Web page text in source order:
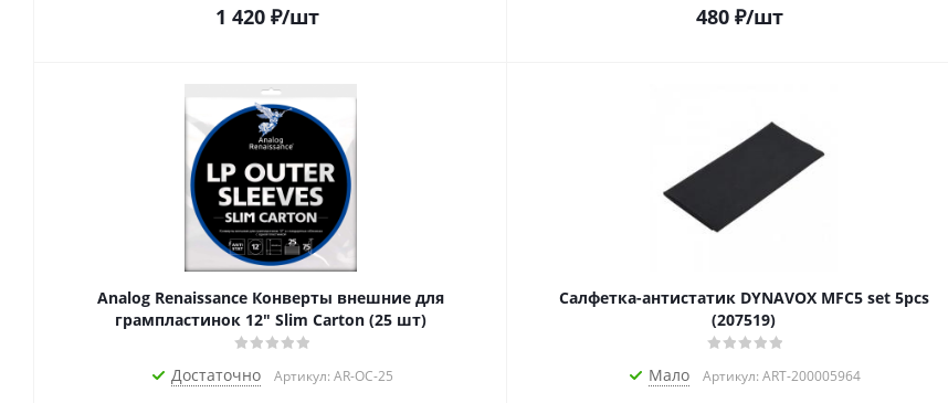
1 420₽/шт 480 ₽/шт
Analog Renaissance Конверты внешние для
грампластинок 12" Slim Carton (25 шт)
Достаточно Артикул: AR-OC-25
Салфетка-aнтистатик DYNAVOX MFC5 set 5pcs
(207519)
Мало Артикул: ART-200005964